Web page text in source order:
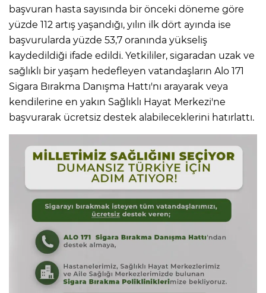
başvuran hasta sayısında bir önceki döneme göre
yüzde 112 artış yaşandığı, yılın ilk dört ayında ise
başvurularda yüzde 53,7 oranında yükseliş
kaydedildiği ifade edildi. Yetkililer, sigaradan uzak ve
sağlıklı bir yaşam hedefleyen vatandaşların Alo 171
Sigara Bırakma Danışma Hattı'nı arayarak veya
kendilerine en yakın Sağlıklı Hayat Merkezi'ne
başvurarak ücretsiz destek alabileceklerini hatırlattı.